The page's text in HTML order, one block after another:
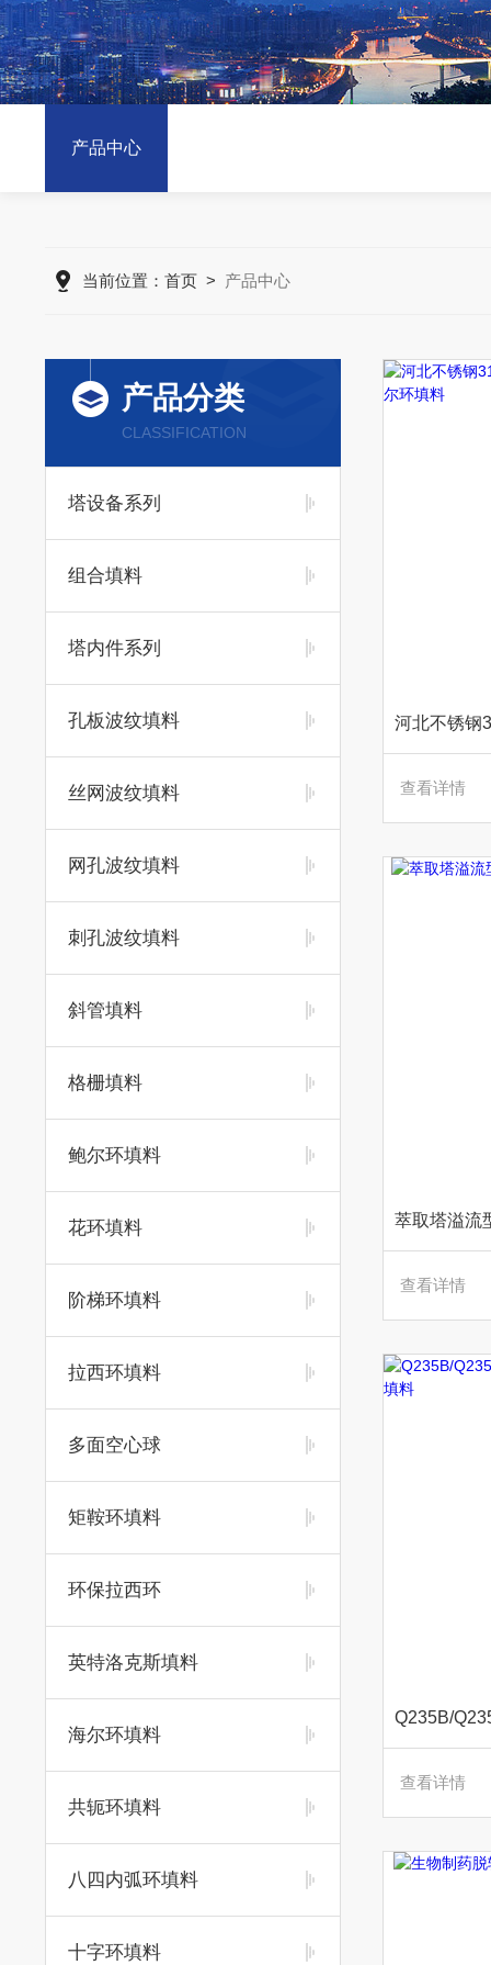
产品中心
当前位置： 首页> 产品中心
产品分类
CLASSIFICATION
塔设备系列
组合填料
塔内件系列
孔板波纹填料
丝网波纹填料
网孔波纹填料
刺孔波纹填料
斜管填料
格栅填料
鲍尔环填料
花环填料
阶梯环填料
拉西环填料
多面空心球
矩鞍环填料
环保拉西环
英特洛克斯填料
海尔环填料
共轭环填料
八四内弧环填料
十字环填料
查看详情
查看详情
查看详情